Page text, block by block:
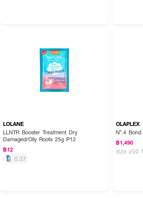
How to Use :
ชโลมแชมพูลงบนหนังศีรษะและผมที่เปียก นวดเบาๆเ
สะอาด กรณีเข้าตา ให้รีบล้างออกด้วยน้ำสะอาดทันที
LOLANE
LLNTR Booster Treatment Dry
Damaged/Oily Roots 25g P12
฿12
0.37
OLAPLEX
Nº.4
฿1,490
size 250